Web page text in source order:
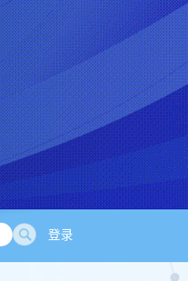
登录